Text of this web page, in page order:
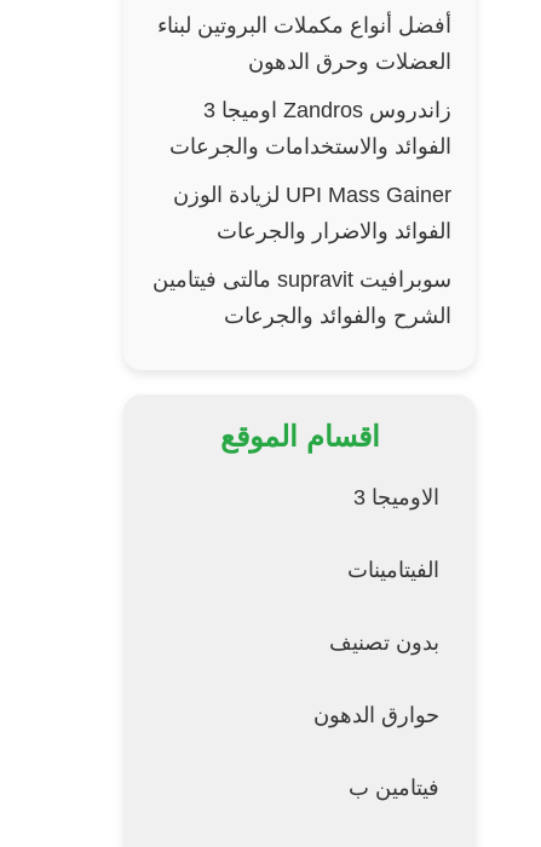
أفضل أنواع مكملات البروتين لبناء
العضلات وحرق الدهون
زاندروس Zandros اوميجا 3
الفوائد والاستخدامات والجرعات
UPI Mass Gainer لزيادة الوزن
الفوائد والاضرار والجرعات
سوبرافيت supravit مالتى فيتامين
الشرح والفوائد والجرعات
اقسام الموقع
الاوميجا 3
الفيتامينات
بدون تصنيف
حوارق الدهون
فيتامين ب